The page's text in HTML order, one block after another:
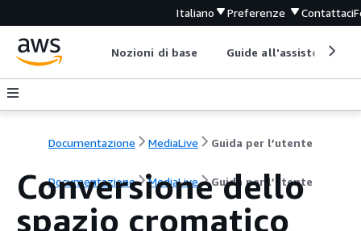
Italiano Preferenze Contattaci
Nozioni di base Guide all'assistenza
Documentazione MediaLive Guida per l’utente
Documentazione MediaLive Guida per l’utente
Conversione dello
spazio cromatico